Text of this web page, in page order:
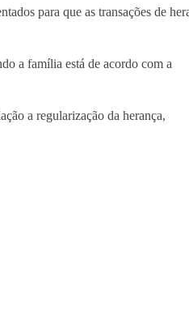
para que as transações de
a família está de acordo com a
a regularização da herança,